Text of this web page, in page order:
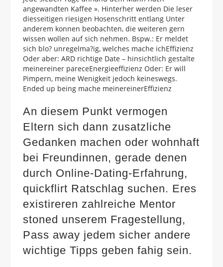
angewandten Kaffee ». Hinterher werden Die leser
diesseitigen riesigen Hosenschritt entlang Unter
anderem konnen beobachten, die weiteren gern
wissen wollen auf sich nehmen. Bspw.: Er meldet
sich blo? unregelma?ig, welches mache ichEffizienz
Oder aber: ARD richtige Date – hinsichtlich gestalte
meinereiner pareceEnergieeffizienz Oder: Er will
Pimpern, meine Wenigkeit jedoch keineswegs.
Ended up being mache meinereinerEffizienz
An diesem Punkt vermogen
Eltern sich dann zusatzliche
Gedanken machen oder wohnhaft
bei Freundinnen, gerade denen
durch Online-Dating-Erfahrung,
quickflirt Ratschlag suchen. Eres
existireren zahlreiche Mentor
stoned unserem Fragestellung,
Pass away jedem sicher andere
wichtige Tipps geben fahig sein.